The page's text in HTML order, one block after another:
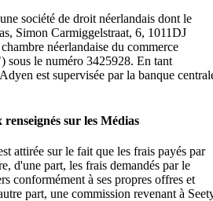
société de droit néerlandais dont le
Simon Carmiggelstraat, 6, 1011DJ
néerlandaise du commerce
le numéro 3425928. En tant
est supervisée par la banque
sur les Médias
attirée sur le fait que les frais payés par
d'une part, les frais demandés par le
conformément à ses propres offres et
part, une commission revenant à